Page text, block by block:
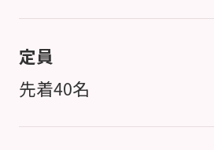
定員
先着40名